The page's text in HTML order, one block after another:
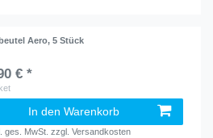
Aero, 5 Stück
€ *
In den Warenkorb
ges. MwSt. zzgl.Versandkosten